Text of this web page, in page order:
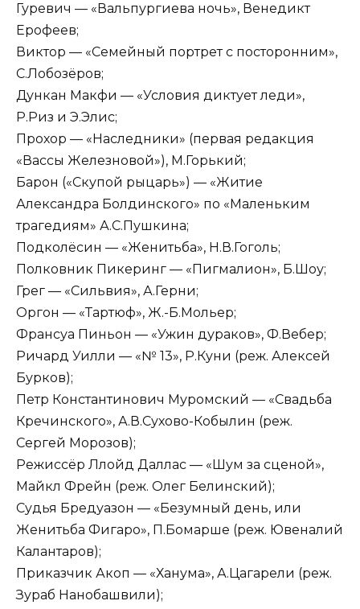
Гуревич — «Вальпургиева ночь», Венедикт
Ерофеев;
Виктор — «Семейный портрет с посторонним»,
С.Лобозёров;
Дункан Макфи — «Условия диктует леди»,
Р.Риз и Э.Элис;
Прохор — «Наследники» (первая редакция
«Вассы Железновой»), М.Горький;
Барон («Скупой рыцарь») — «Житие
Александра Болдинского» по «Маленьким
трагедиям» А.С.Пушкина;
Подколёсин — «Женитьба», Н.В.Гоголь;
Полковник Пикеринг — «Пигмалион», Б.Шоу;
Грег — «Сильвия», А.Герни;
Оргон — «Тартюф», Ж.-Б.Мольер;
Франсуа Пиньон — «Ужин дураков», Ф.Вебер;
Ричард Уилли — «№ 13», Р.Куни (реж. Алексей
Бурков);
Петр Константинович Муромский — «Свадьба
Кречинского», А.В.Сухово-Кобылин (реж.
Сергей Морозов);
Режиссёр Ллойд Даллас — «Шум за сценой»,
Майкл Фрейн (реж. Олег Белинский);
Судья Бредуазон — «Безумный день, или
Женитьба Фигаро», П.Бомарше (реж. Ювеналий
Калантаров);
Приказчик Акоп — «Ханума», А.Цагарели (реж.
Зураб Нанобашвили);